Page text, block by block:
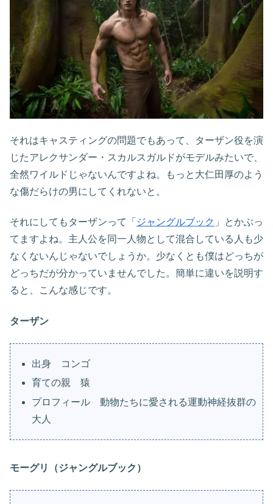
それはキャスティングの問題でもあって、ターザン役を演
じたアレクサンダー・スカルスガルドがモデルみたいで、
全然ワイルドじゃないんですよね。もっと大仁田厚のよう
な傷だらけの男にしてくれないと。
それにしてもターザンって「 ジャングルブック 」とかぶっ
てますよね。主人公を同一人物として混合している人も少
なくないんじゃないでしょうか。少なくとも僕はどっちが
どっちだが分かっていませんでした。簡単に違いを説明す
ると、こんな感じです。
ターザン
出身 コンゴ
育ての親 猿
プロフィール 動物たちに愛される運動神経抜群の
大人
モーグリ（ジャングルブック）